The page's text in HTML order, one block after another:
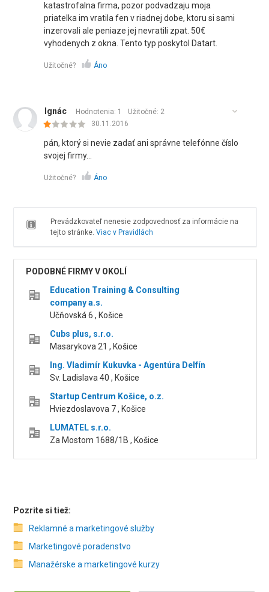
katastrofalna firma, pozor podvadzaju moja
priatelka im vratila fen v riadnej dobe, ktoru si sami
inzerovali ale peniaze jej nevratili zpat. 50€
vyhodenych z okna. Tento typ poskytol Datart.
Užitočné? Áno
Ignác Hodnotenia: 1 Užitočné: 2
30.11.2016
pán, ktorý si nevie zadať ani správne telefónne číslo
svojej firmy...
Užitočné? Áno
Prevádzkovateľ nenesie zodpovednosť za informácie na
tejto stránke. Viac v Pravidlách
PODOBNÉ FIRMY V OKOLÍ
Education Training & Consulting
company a.s.
Učňovská 6 , Košice
Cubs plus, s.r.o.
Masarykova 21 , Košice
Ing. Vladimír Kukuvka - Agentúra Delfín
Sv. Ladislava 40 , Košice
Startup Centrum Košice, o.z.
Hviezdoslavova 7 , Košice
LUMATEL s.r.o.
Za Mostom 1688/1B , Košice
Pozrite si tiež:
Reklamné a marketingové služby
Marketingové poradenstvo
Manažérske a marketingové kurzy